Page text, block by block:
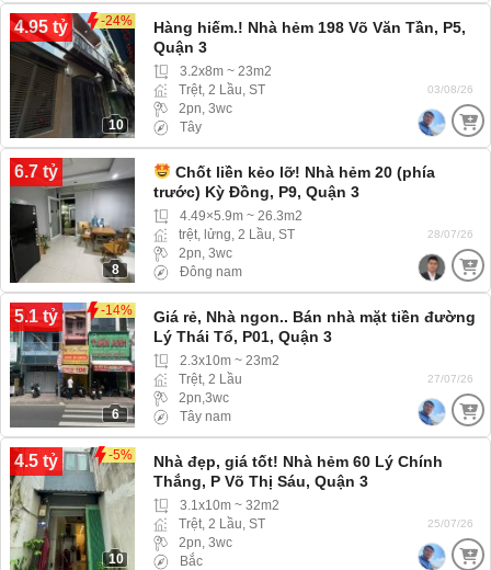
4.95 tỷ -24%
10
Hàng hiếm.! Nhà hẻm 198 Võ Văn Tần, P5,
Quận 3
3.2x8m ~ 23m2
Trệt, 2 Lầu, ST
2pn, 3wc
Tây
03/08/26
6.7 tỷ
8
Chốt liền kẻo lỡ! Nhà hẻm 20 (phía
trước) Kỳ Đồng, P9, Quận 3
4.49×5.9m ~ 26.3m2
trệt, lửng, 2 Lầu, ST
2pn, 3wc
Đông nam
28/07/26
5.1 tỷ -14%
6
Giá rẻ, Nhà ngon.. Bán nhà mặt tiền đường
Lý Thái Tổ, P01, Quận 3
2.3x10m ~ 23m2
Trệt, 2 Lầu
2pn,3wc
Tây nam
27/07/26
4.5 tỷ -5%
10
Nhà đẹp, giá tốt! Nhà hẻm 60 Lý Chính
Thắng, P Võ Thị Sáu, Quận 3
3.1x10m ~ 32m2
Trệt, 2 Lầu, ST
2pn, 3wc
Bắc
25/07/26